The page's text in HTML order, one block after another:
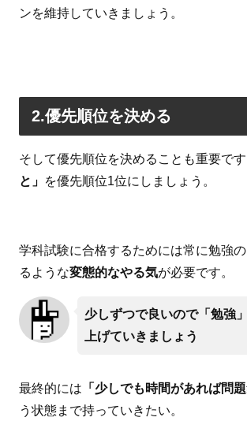
ンを維持していきましょう。
2.優先順位を決める
そして優先順位を決めることも重要です
と」 を優先順位1位にしましょう。
学科試験に合格するためには常に勉強
るような変態的なやる気が必要です。
少しずつで良いので「勉強
上げていきましょう
最終的には 「少しでも時間があれば問題
う状態まで持っていきたい。